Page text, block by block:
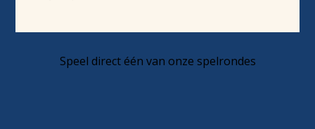
Speel direct één van onze spelrondes